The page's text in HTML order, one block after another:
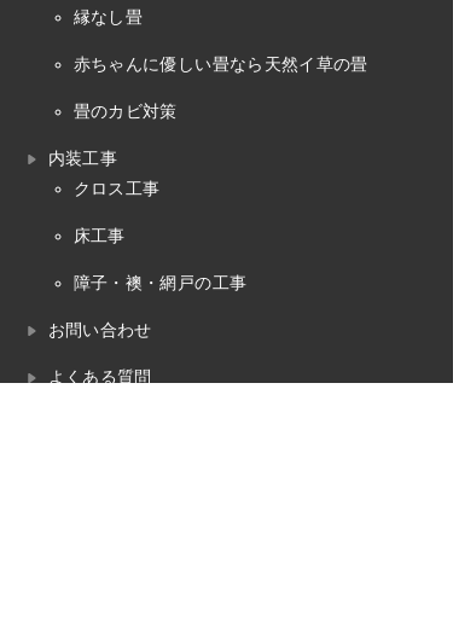
縁なし畳
赤ちゃんに優しい畳なら天然イ草の畳
畳のカビ対策
内装工事
クロス工事
床工事
障子・襖・網戸の工事
お問い合わせ
よくある質問